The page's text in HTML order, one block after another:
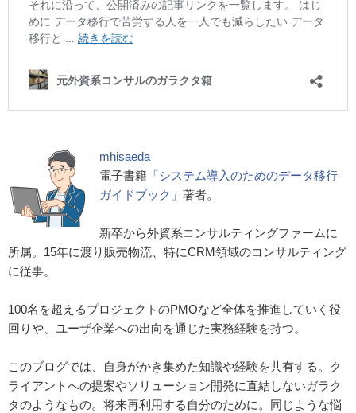
mhisaeda
電子書籍 「システム導入のためのデータ移行
ガイドブック」 著者。
新卒から外資系コンサルティングファームに
所属。15年に渡り販売物流、特にCRM領域のコンサルティング
に従事。
100名を超えるプロジェクトのPMOなど全体を推進していく役
回りや、ユーザ企業への出向を通じた実務経験を持つ。
このブログでは、自身がかき集めた知識や経験を共有する。ク
ライアントへの提案やソリューション開発に直結しないガラク
タのようなもの。将来再利用する自分のために。同じような悩